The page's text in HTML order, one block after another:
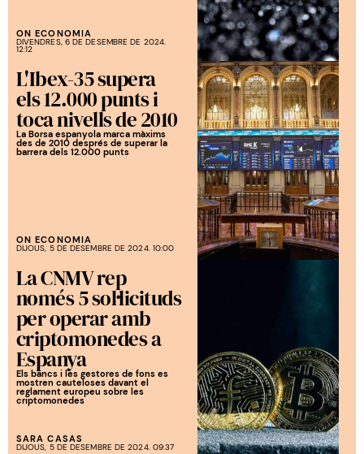
ON ECONOMIA
DIVENDRES, 6 DE DESEMBRE DE 2024.
12:12
L'Ibex-35 supera
els 12.000 punts i
toca nivells de 2010
La Borsa espanyola marca màxims
des de 2010 després de superar la
barrera dels 12.000 punts
ON ECONOMIA
DIJOUS, 5 DE DESEMBRE DE 2024. 10:00
La CNMV rep
només 5 sol·licituds
per operar amb
criptomonedes a
Espanya
Els bancs i les gestores de fons es
mostren cauteloses davant el
reglament europeu sobre les
criptomonedes
SARA CASAS
DIJOUS, 5 DE DESEMBRE DE 2024. 09:37